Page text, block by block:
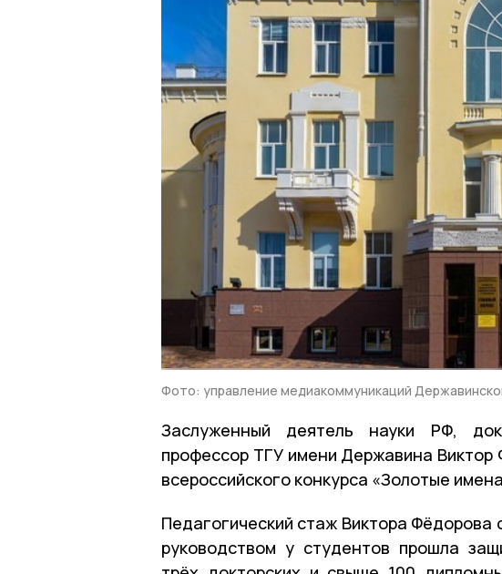
Фото: управление медиакоммуникаций
Заслуженный деятель науки РФ,
профессор ТГУ имени Державина
всероссийского конкурса «Золотые
Педагогический стаж Виктора
руководством у студентов прошла